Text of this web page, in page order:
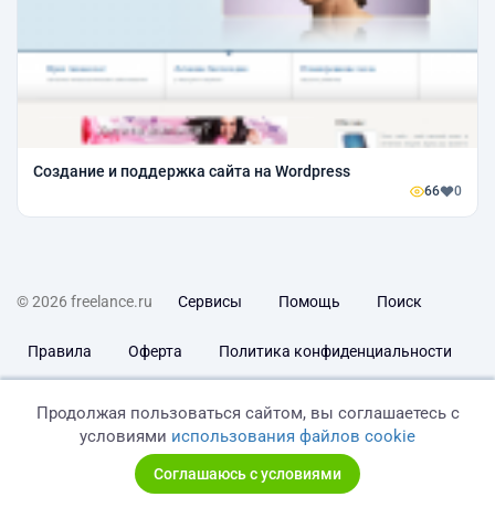
Создание и поддержка сайта на Wordpress
66 0
© 2026 freelance.ru Сервисы Помощь Поиск
Правила Оферта Политика конфиденциальности
Продолжая пользоваться сайтом, вы соглашаетесь с
условиями использования файлов cookie
Соглашаюсь с условиями